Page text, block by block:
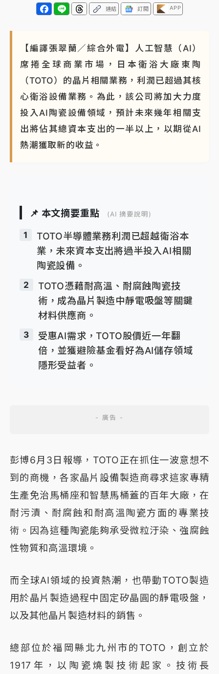
連結 訂閱 APP
【編譯張翠蘭／綜合外電】人工智慧（AI）
席捲全球商業市場，日本衛浴大廠東陶
（TOTO）的晶片相關業務，利潤已超過其核
心衛浴設備業務。為此，該公司將加大力度
投入AI陶瓷設備領域，預計未來幾年相關支
出將佔其總資本支出的一半以上，以期從AI
熱潮獲取新的收益。
📌 本文摘要重點 (AI 摘要說明)
1
TOTO半導體業務利潤已超越衛浴本
業，未來資本支出將過半投入AI相關
陶瓷設備。
2
TOTO憑藉耐高溫、耐腐蝕陶瓷技
術，成為晶片製造中靜電吸盤等關鍵
材料供應商。
3
受惠AI需求，TOTO股價近一年翻
倍，並獲避險基金看好為AI儲存領域
隱形受益者。
彭博6月3日報導，TOTO正在抓住一波意想不
到的商機，各家晶片設備製造商尋求這家專精
生產免治馬桶座和智慧馬桶蓋的百年大廠，在
耐污漬、耐腐蝕和耐高溫陶瓷方面的專業技
術。因為這種陶瓷能夠承受微粒汙染、強腐蝕
性物質和高溫環境。
而全球AI領域的投資熱潮，也帶動TOTO製造
用於晶片製造過程中固定矽晶圓的靜電吸盤，
以及其他晶片製造材料的銷售。
總部位於福岡縣北九州市的TOTO，創立於
1917年，以陶瓷燒製技術起家。技術長